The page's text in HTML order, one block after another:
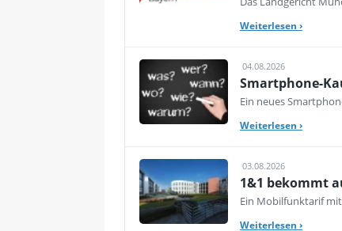
Weiterlesen ›
04.08.2026
Smartphone-
Ein neues
Weiterlesen ›
03.08.2026
1&1 bekommt
Ein Mobilfunktarif
Weiterlesen ›